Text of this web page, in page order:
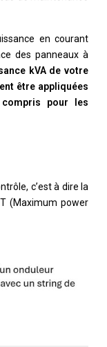
en courant
des panneaux à
kVA de votre
être appliquées
compris pour les
c’est à dire la
(Maximum power